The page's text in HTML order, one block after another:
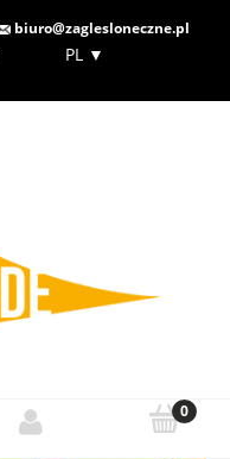
biuro@zaglesloneczne.pl
PL ▼